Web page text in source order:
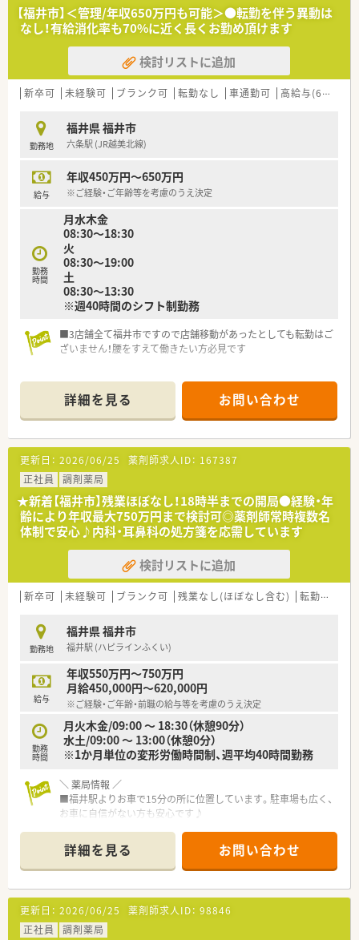
【福井市】＜管理/年収650万円も可能＞●転勤を伴う異動は
なし！有給消化率も70%に近く長くお勤め頂けます
検討リストに追加
新卒可 未経験可 ブランク可 転勤なし 車通勤可 高給与(600万円以上)
勤務地
福井県 福井市
六条駅 (JR越美北線)
給与
年収450万円～650万円
※ご経験・ご年齢等を考慮のうえ決定
勤務
時間
月水木金
08:30～18:30
火
08:30～19:00
土
08:30～13:30
※週40時間のシフト制勤務
■3店舗全て福井市ですので店舗移動があったとしても転勤はご
ざいません！腰をすえて働きたい方必見です
詳細を見る お問い合わせ
更新日： 2026/06/25 薬剤師求人ID： 167387
正社員
調剤薬局
★新着【福井市】残業ほぼなし！18時半までの開局●経験・年
齢により年収最大750万円まで検討可◎薬剤師常時複数名
体制で安心♪内科・耳鼻科の処方箋を応需しています
検討リストに追加
新卒可 未経験可 ブランク可 残業なし(ほぼなし含む) 転勤なし
勤務地
福井県 福井市
福井駅 (ハピラインふくい)
給与
年収550万円～750万円
月給450,000円～620,000円
※ご経験・ご年齢・前職の給与等を考慮のうえ決定
勤務
時間
月火木金/09:00 ～ 18:30（休憩90分）
水土/09:00 ～ 13:00（休憩0分）
※1か月単位の変形労働時間制、週平均40時間勤務
＼ 薬局情報 ／
■福井駅よりお車で15分の所に位置しています。駐車場も広く、
お車に自信がない方も安心です♪
■1日の枚数は100枚強、薬剤師常時3～4名体制で増員募集です
■待合室は非常に広い造りになっております。お子様がゆっく
り待てるスペースもあり、患者様を第一に考えている薬局です。
■長くお勤めの薬剤師さんが多く、社員同士の輪を大切にしてい
ます。
＼ 経験は不問です ／
詳細を見る お問い合わせ
更新日： 2026/06/25 薬剤師求人ID： 98846
正社員
調剤薬局